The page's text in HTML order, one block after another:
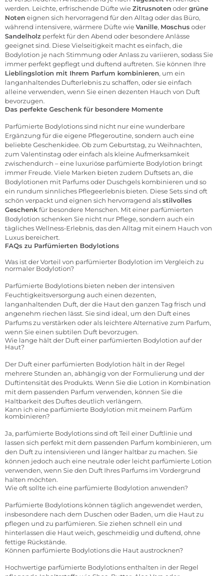
werden. Leichte, erfrischende Düfte wieZitrusnoten odergrüne
Noten eignen sich hervorragend für den Alltag oder das Büro,
während intensivere, wärmere Düfte wieVanille, Moschusoder
Sandelholz perfekt für den Abend oder besondere Anlässe
geeignet sind. Diese Vielseitigkeit macht es einfach, die
Bodylotion je nach Stimmung oder Anlass zu variieren, sodass Sie
immer perfekt gepflegt und duftend auftreten. Sie können Ihre
Lieblingslotion mit Ihrem Parfum kombinieren, um ein
langanhaltendes Dufterlebnis zu schaffen, oder sie einfach
alleine verwenden, wenn Sie einen dezenten Hauch von Duft
bevorzugen.
Das perfekte Geschenk für besondere Momente
Parfümierte Bodylotions sind nicht nur eine wunderbare
Ergänzung für die eigene Pflegeroutine, sondern auch eine
beliebte Geschenkidee. Ob zum Geburtstag, zu Weihnachten,
zum Valentinstag oder einfach als kleine Aufmerksamkeit
zwischendurch – eine luxuriöse parfümierte Bodylotion bringt
immer Freude. Viele Marken bieten zudem Duftsets an, die
Bodylotionen mit Parfums oder Duschgels kombinieren und so
ein rundum sinnliches Pflegeerlebnis bieten. Diese Sets sind oft
schön verpackt und eignen sich hervorragend alsstilvolles
Geschenkfür besondere Menschen. Mit einer parfümierten
Bodylotion schenken Sie nicht nur Pflege, sondern auch ein
tägliches Wellness-Erlebnis, das den Alltag mit einem Hauch von
Luxus bereichert.
FAQs zu Parfümierten Bodylotions
Was ist der Vorteil von parfümierter Bodylotion im Vergleich zu
normaler Bodylotion?
Parfümierte Bodylotions bieten neben der intensiven
Feuchtigkeitsversorgung auch einen dezenten,
langanhaltenden Duft, der die Haut den ganzen Tag frisch und
angenehm riechen lässt. Sie sind ideal, um den Duft eines
Parfums zu verstärken oder als leichtere Alternative zum Parfum,
wenn Sie einen subtilen Duft bevorzugen.
Wie lange hält der Duft einer parfümierten Bodylotion auf der
Haut?
Der Duft einer parfümierten Bodylotion hält in der Regel
mehrere Stunden an, abhängig von der Formulierung und der
Duftintensität des Produkts. Wenn Sie die Lotion in Kombination
mit dem passenden Parfum verwenden, können Sie die
Haltbarkeit des Duftes deutlich verlängern.
Kann ich eine parfümierte Bodylotion mit meinem Parfüm
kombinieren?
Ja, parfümierte Bodylotions sind oft Teil einer Duftlinie und
lassen sich perfekt mit dem passenden Parfum kombinieren, um
den Duft zu intensivieren und länger haltbar zu machen. Sie
können jedoch auch eine neutrale oder leicht parfümierte Lotion
verwenden, wenn Sie den Duft Ihres Parfums im Vordergrund
halten möchten.
Wie oft sollte ich eine parfümierte Bodylotion anwenden?
Parfümierte Bodylotions können täglich angewendet werden,
insbesondere nach dem Duschen oder Baden, um die Haut zu
pflegen und zu parfümieren. Sie ziehen schnell ein und
hinterlassen die Haut weich, geschmeidig und duftend, ohne
fettige Rückstände.
Können parfümierte Bodylotions die Haut austrocknen?
Hochwertige parfümierte Bodylotions enthalten in der Regel